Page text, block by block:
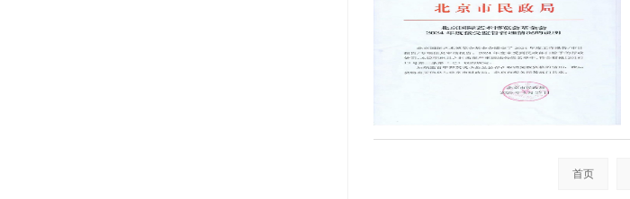
首页